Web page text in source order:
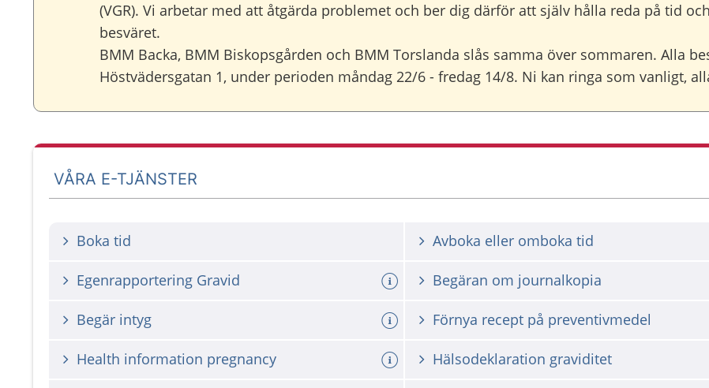
(VGR). Vi arbetar med att åtgärda problemet och ber dig därför att själv hålla reda på tid
besväret.
BMM Backa, BMM Biskopsgården och BMM Torslanda slås samma över sommaren. Alla
Höstvädersgatan 1, under perioden måndag 22/6 - fredag 14/8. Ni kan ringa som vanligt,
VÅRA E-TJÄNSTER
Boka tid Avboka eller omboka tid
Egenrapportering Gravid Begäran om journalkopia
Begär intyg Förnya recept på preventivmedel
Health information pregnancy Hälsodeklaration graviditet